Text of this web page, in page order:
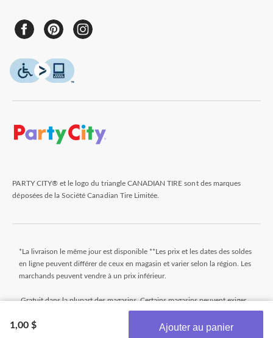
1,00 $ Ajouter au panier
PARTY CITY® et le logo du triangle CANADIAN TIRE sont des marques
déposées de la Société Canadian Tire Limitée.
*La livraison le même jour est disponible **Les prix et les dates des soldes
en ligne peuvent différer de ceux en magasin et varier selon la région. Les
marchands peuvent vendre à un prix inférieur.
Gratuit dans la plupart des magasins. Certains magasins peuvent exiger
un montant minimum minimal pour commander (avant taxes). Les
commandes qui n'atteignent pas ce montant seront assujetties à un petit